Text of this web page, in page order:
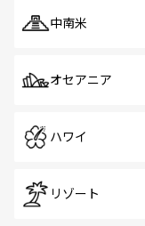
中南米
オセアニア
ハワイ
リゾート